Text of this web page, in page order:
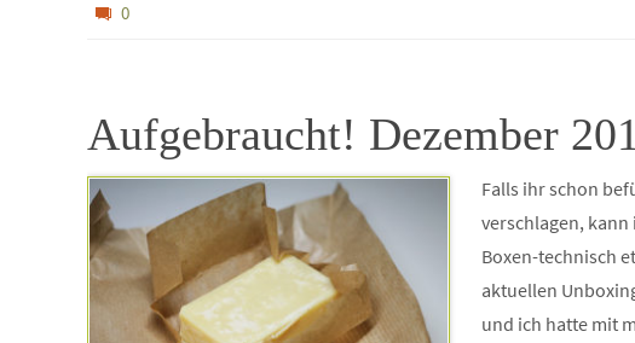
0
Aufgebraucht! Dezember
Falls ihr schon
verschlagen, kann
Boxen-technisch
aktuellen
und ich hatte mit